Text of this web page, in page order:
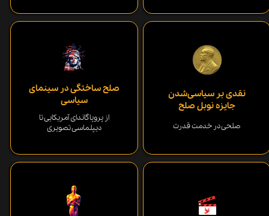
نقدی بر سیاسی‌شدن
جایزه نوبل صلح
صلحی در خدمت قدرت
صلح ساختگی در سینمای
سیاسی
از پروپاگاندای آمریکایی تا
دیپلماسی تصویری